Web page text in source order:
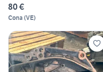
80 €
Cona (VE)